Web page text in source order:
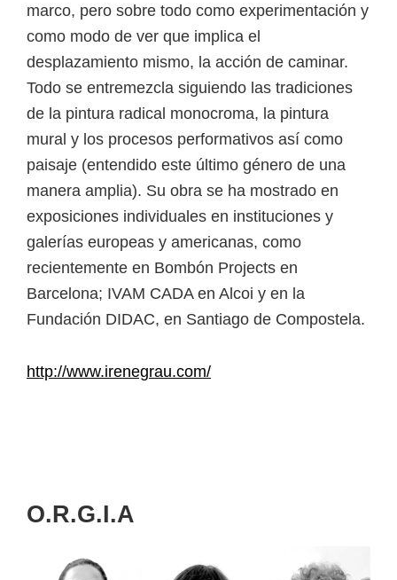
marco, pero sobre todo como experimentación y
como modo de ver que implica el
desplazamiento mismo, la acción de caminar.
Todo se entremezcla siguiendo las tradiciones
de la pintura radical monocroma, la pintura
mural y los procesos performativos así como
paisaje (entendido este último género de una
manera amplia). Su obra se ha mostrado en
exposiciones individuales en instituciones y
galerías europeas y americanas, como
recientemente en Bombón Projects en
Barcelona; IVAM CADA en Alcoi y en la
Fundación DIDAC, en Santiago de Compostela.
http://www.irenegrau.com/
O.R.G.I.A